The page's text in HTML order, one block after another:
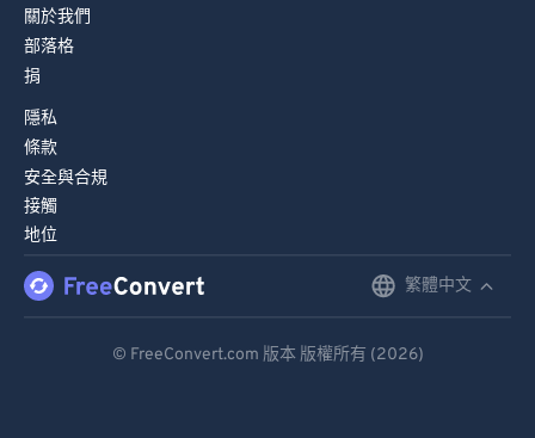
關於我們
部落格
捐
隱私
條款
安全與合規
接觸
地位
繁體中文
© FreeConvert.com 版本 版權所有 (2026)